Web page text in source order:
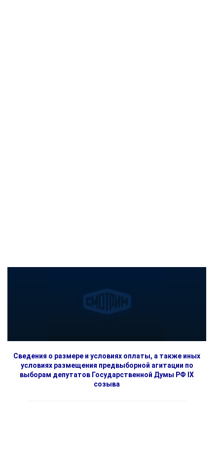
Сведения о размере и условиях оплаты, а также иных
условиях размещения предвыборной агитации по
выборам депутатов Государственной Думы РФ IX
созыва